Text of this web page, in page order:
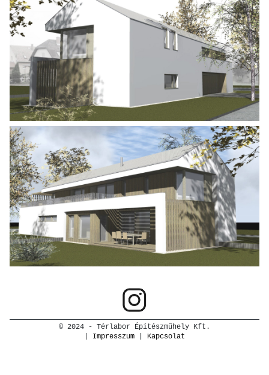
© 2024 - Térlabor Építészműhely Kft.
Impresszum Kapcsolat